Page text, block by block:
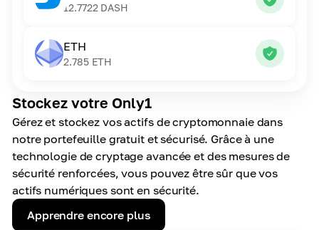
Stockez votre Only1
Gérez et stockez vos actifs de cryptomonnaie dans
notre portefeuille gratuit et sécurisé. Grâce à une
technologie de cryptage avancée et des mesures de
sécurité renforcées, vous pouvez être sûr que vos
actifs numériques sont en sécurité.
Apprendre encore plus
12.7722 DASH
ETH
2.785 ETH